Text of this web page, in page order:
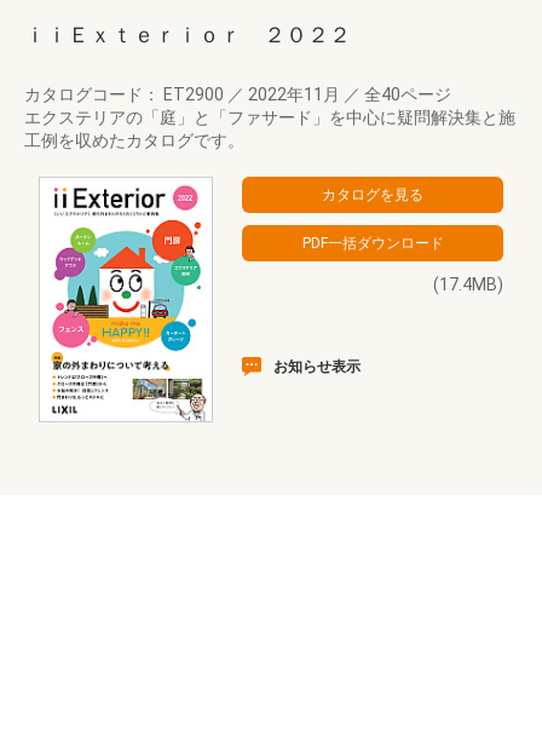
ｉｉＥｘｔｅｒｉｏｒ ２０２２
カタログコード： ET2900 ／ 2022年11月 ／ 全40ページ
エクステリアの「庭」と「ファサード」を中心に疑問解決集と施
工例を収めたカタログです。
(17.4MB)
お知らせ表示